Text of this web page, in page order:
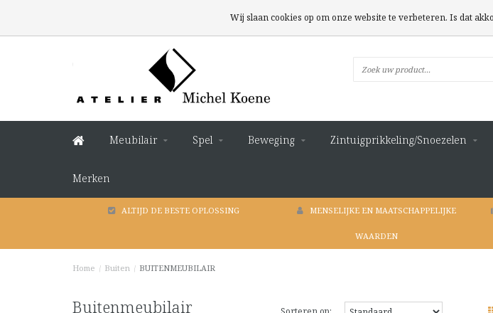
Meubilair Spel Beweging Zintuigprikkeling/Snoezelen
Merken
ALTIJD DE BESTE OPLOSSING MENSELIJKE EN MAATSCHAPPELIJKE
WAARDEN
Home / Buiten / BUITENMEUBILAIR
Buitenmeubilair
Wij slaan cookies op om onze website te verbeteren. Is dat